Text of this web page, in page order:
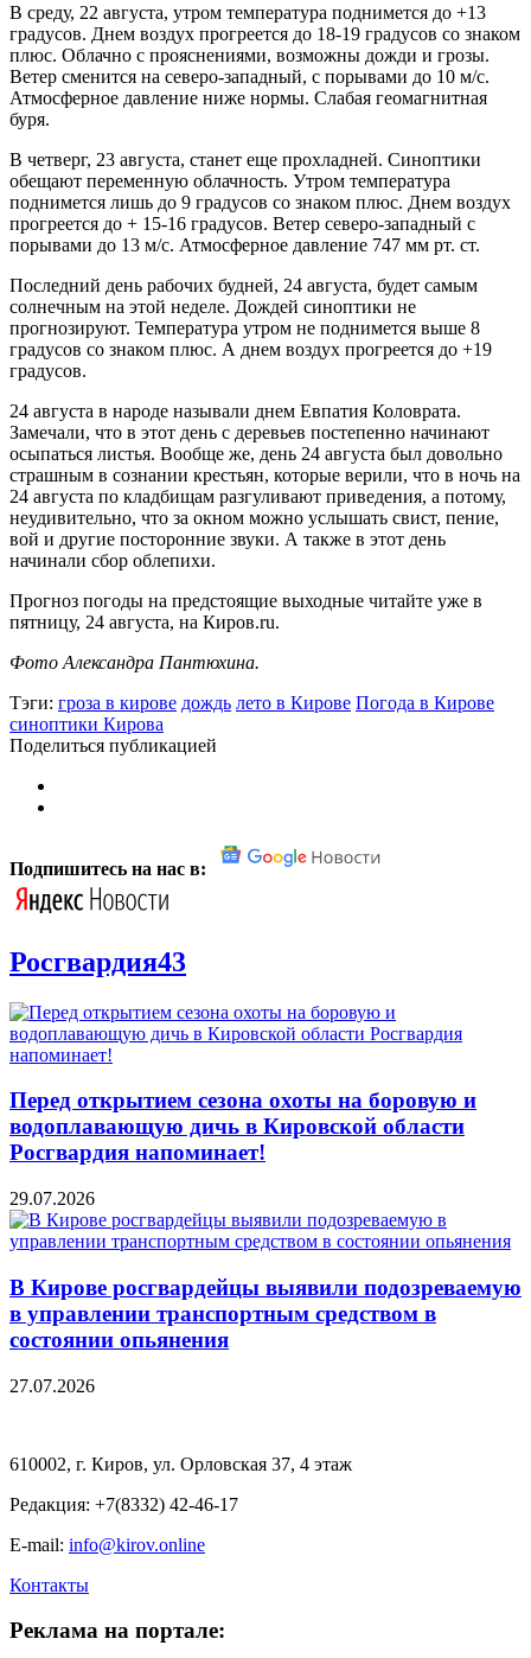
В среду, 22 августа, утром температура поднимется до +13
градусов. Днем воздух прогреется до 18-19 градусов со знаком
плюс. Облачно с прояснениями, возможны дожди и грозы.
Ветер сменится на северо-западный, с порывами до 10 м/с.
Атмосферное давление ниже нормы. Слабая геомагнитная
буря.
В четверг, 23 августа, станет еще прохладней. Синоптики
обещают переменную облачность. Утром температура
поднимется лишь до 9 градусов со знаком плюс. Днем воздух
прогреется до + 15-16 градусов. Ветер северо-западный с
порывами до 13 м/с. Атмосферное давление 747 мм рт. ст.
Последний день рабочих будней, 24 августа, будет самым
солнечным на этой неделе. Дождей синоптики не
прогнозируют. Температура утром не поднимется выше 8
градусов со знаком плюс. А днем воздух прогреется до +19
градусов.
24 августа в народе называли днем Евпатия Коловрата.
Замечали, что в этот день с деревьев постепенно начинают
осыпаться листья. Вообще же, день 24 августа был довольно
страшным в сознании крестьян, которые верили, что в ночь на
24 августа по кладбищам разгуливают приведения, а потому,
неудивительно, что за окном можно услышать свист, пение,
вой и другие посторонние звуки. А также в этот день
начинали сбор облепихи.
Прогноз погоды на предстоящие выходные читайте уже в
пятницу, 24 августа, на Киров.ru.
Фото Александра Пантюхина.
Тэги: гроза в кирове дождь лето в Кирове Погода в Кирове
синоптики Кирова
Поделиться публикацией
Подпишитесь на нас в:
Росгвардия43
Перед открытием сезона охоты на боровую и
водоплавающую дичь в Кировской области
Росгвардия напоминает!
29.07.2026
В Кирове росгвардейцы выявили подозреваемую
в управлении транспортным средством в
состоянии опьянения
27.07.2026
610002, г. Киров, ул. Орловская 37, 4 этаж
Редакция: +7(8332) 42-46-17
E-mail: info@kirov.online
Контакты
Реклама на портале: